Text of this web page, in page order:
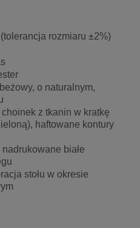
rozmiaru ±2%)
o naturalnym,
z tkanin w kratkę
haftowane kontury
nadrukowane białe
stołu w okresie